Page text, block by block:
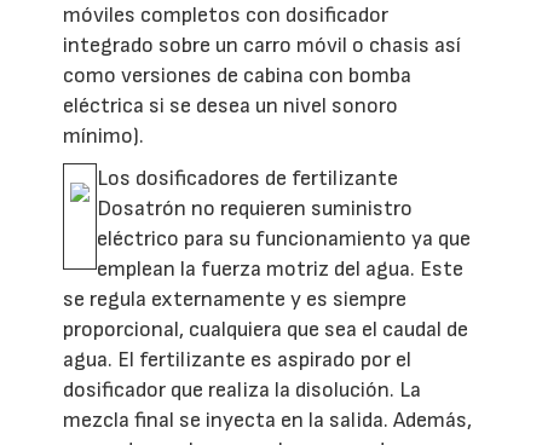
móviles completos con dosificador
integrado sobre un carro móvil o chasis así
como versiones de cabina con bomba
eléctrica si se desea un nivel sonoro
mínimo).
Los dosificadores de fertilizante
Dosatrón no requieren suministro
eléctrico para su funcionamiento ya que
emplean la fuerza motriz del agua. Este
se regula externamente y es siempre
proporcional, cualquiera que sea el caudal de
agua. El fertilizante es aspirado por el
dosificador que realiza la disolución. La
mezcla final se inyecta en la salida. Además,